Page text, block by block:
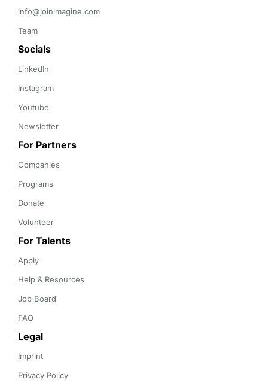
info@joinimagine.com
Team
Socials
LinkedIn
Instagram
Youtube
Newsletter
For Partners
Companies
Programs
Donate
Volunteer
For Talents
Apply
Help & Resources
Job Board
FAQ
Legal
Imprint
Privacy Policy